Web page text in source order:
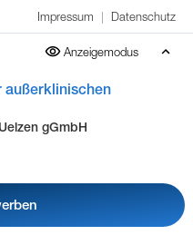
Impressum | Datenschutz
Anzeigemodus
außerklinischen
gGmbH